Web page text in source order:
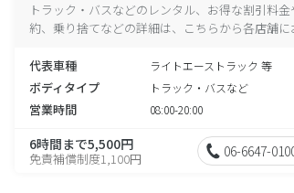
トラック・バスなどのレンタル、お得な割引料金
約、乗り捨てなどの詳細は、こちらから各店舗に
代表車種
ライトエーストラック 等
ボディタイプ トラック・バスなど
営業時間 08:00-20:00
6時間まで5,500円
免責補償制度1,100円 06-6647-